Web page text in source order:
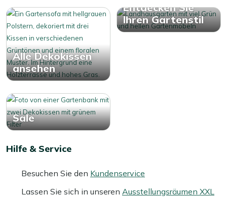
Alle Dekokissen
ansehen
Entdecken Sie
Ihren Gartenstil
Sale
Hilfe & Service
Besuchen Sie den Kundenservice
Lassen Sie sich in unseren Ausstellungsräumen XXL